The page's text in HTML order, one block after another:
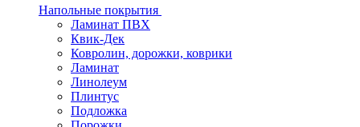
Напольные покрытия
Ламинат ПВХ
Квик-Дек
Ковролин, дорожки, коврики
Ламинат
Линолеум
Плинтус
Подложка